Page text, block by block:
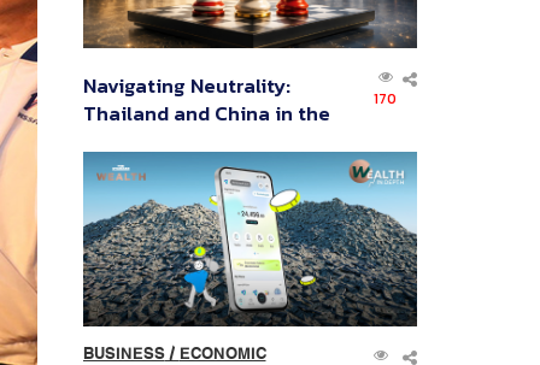
Navigating Neutrality:
Thailand and China in the
Order
170
BUSINESS/ ECONOMIC